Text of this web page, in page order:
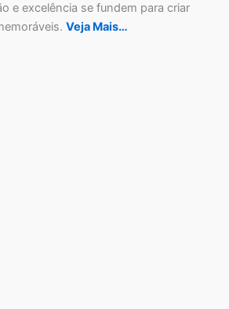
e excelência se fundem para criar
Veja Mais…